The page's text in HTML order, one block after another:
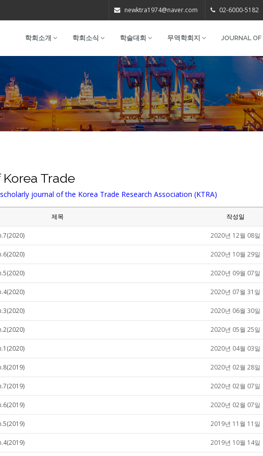
newktra1974@naver.com 02-6000-5182
학회소개 학회소식 학술대회 무역학회지 JOURNAL OF
Trade
journal of the Korea Trade Research Association (KTRA)
제목 작성일
2020년 12월 08일
2020년 10월 29일
2020년 09월 07일
2020년 07월 31일
2020년 06월 30일
2020년 05월 25일
2020년 04월 03일
2020년 02월 28일
2020년 02월 07일
2020년 02월 07일
2019년 11월 11일
2019년 10월 14일